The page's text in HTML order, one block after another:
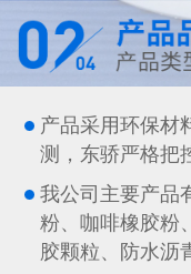
产品采用环保材
测，东骄严格把
我公司主要产品
粉、咖啡橡胶粉
胶颗粒、防水沥